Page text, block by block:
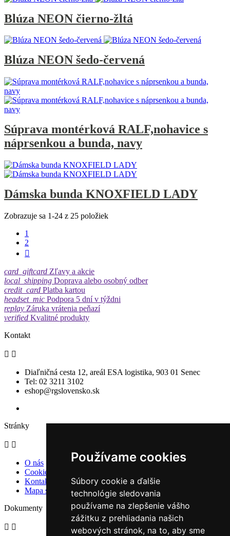
Používame cookies
Súbory cookie a ďalšie
technológie sledovania
používame na zlepšenie vášho
zážitku z prehliadania našich
webových stránok, na to, aby sme
Blúza NEON čierno-žltá
Blúza NEON šedo-červená
Súprava montérková RALF,nohavice s
náprsenkou a bunda, navy
Dámska bunda KNOXFIELD LADY
Zobrazuje sa 1-24 z 25 položiek
1
2

card_giftcard Zľavy a akcie
local_shipping Doprava alebo osobný odber
credit_card Platba kartou
headset_mic Podpora 5 dní v týždni
replay Záruka vrátenia peňazí
verified Kvalitné produkty
Kontakt
 
Diaľničná cesta 12, areál ESA logistika, 903 01 Senec
Tel: 02 3211 3102
eshop@rgslovensko.sk
Stránky
 
O nás
Cookies
Kontaktujte nás
Mapa stránky
Dokumenty
 